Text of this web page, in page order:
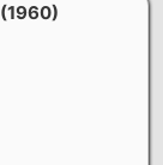
(1960)